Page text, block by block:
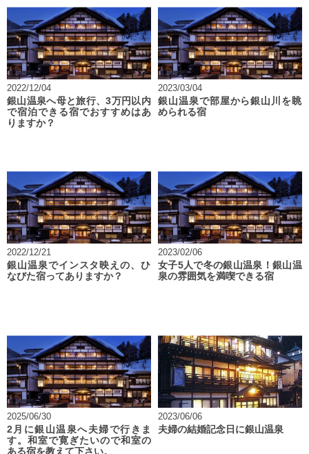
2022/12/04
銀山温泉へ母と旅行、3万円以内
で宿泊できる宿でおすすめはあ
りますか？
2023/03/04
銀山温泉で部屋から銀山川を眺
められる宿
2022/12/21
銀山温泉でインスタ映えの、ひ
なびた宿ってありますか？
2023/02/06
女子5人で冬の銀山温泉！銀山温
泉の雰囲気を満喫できる宿
2025/06/30
2月に銀山温泉へ夫婦で行きま
す。和室で寛ぎたいので和室の
ある宿を教えて下さい。
2023/06/06
夫婦の結婚記念日に銀山温泉